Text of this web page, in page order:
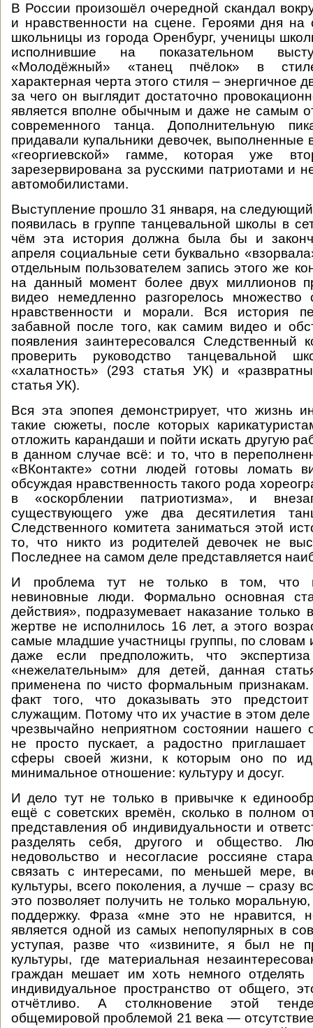
В России произошёл очередной скандал
и нравственности на сцене. Героями дня на
школьницы из города Оренбург, ученицы
исполнившие на показательном
«Молодёжный» «танец пчёлок» в
характерная черта этого стиля – энергичное
за чего он выглядит достаточно
является вполне обычным и даже не самым
современного танца. Дополнительную
придавали купальники девочек, выполненные
«георгиевской» гамме, которая уже
зарезервирована за русскими патриотами и
автомобилистами.
Выступление прошло 31 января, на
появилась в группе танцевальной школы в
чём эта история должна была бы и
апреля социальные сети буквально
отдельным пользователем запись этого же
на данный момент более двух миллионов
видео немедленно разгорелось множество
нравственности и морали. Вся история
забавной после того, как самим видео и
появления заинтересовался Следственный
проверить руководство танцевальной
«халатность» (293 статья УК) и
статья УК).
Вся эта эпопея демонстрирует, что жизнь
такие сюжеты, после которых
отложить карандаши и пойти искать другую
в данном случае всё: и то, что в
«ВКонтакте» сотни людей готовы ломать
обсуждая нравственность такого рода
в «оскорблении патриотизма», и
существующего уже два десятилетия
Следственного комитета заниматься этой
то, что никто из родителей девочек не
Последнее на самом деле представляется
И проблема тут не только в том, что
невиновные люди. Формально основная
действия», подразумевает наказание только
жертве не исполнилось 16 лет, а этого
самые младшие участницы группы, по словам
даже если предположить, что
«нежелательным» для детей, данная
применена по чисто формальным
факт того, что доказывать это предстоит
служащим. Потому что их участие в этом деле
чрезвычайно неприятном состоянии нашего
не просто пускает, а радостно приглашает
сферы своей жизни, к которым оно по
минимальное отношение: культуру и досуг.
И дело тут не только в привычке к
ещё с советских времён, сколько в полном
представления об индивидуальности и
разделять себя, другого и общество.
недовольство и несогласие россияне
связать с интересами, по меньшей мере,
культуры, всего поколения, а лучше – сразу
это позволяет получить не только
поддержку. Фраза «мне это не нравится,
является одной из самых непопулярных в
уступая, разве что «извините, я был не
культуры, где материальная
граждан мешает им хоть немного отделять
индивидуальное пространство от общего,
отчётливо. А столкновение этой
общемировой проблемой 21 века —